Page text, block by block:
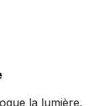
la lumière.